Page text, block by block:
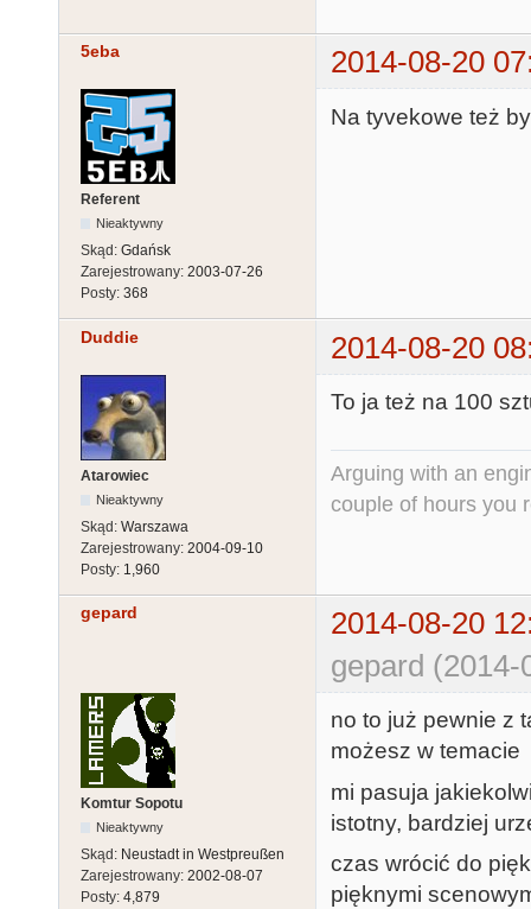
5eba 2014-08-20
Referent
Nieaktywny
Skąd: Gdańsk
Zarejestrowany: 2003-07-26
Posty: 368
Na tyvekowe też
Duddie 2014-08-20
Atarowiec
Nieaktywny
Skąd: Warszawa
Zarejestrowany: 2004-09-10
Posty: 1,960
To ja też na 100
Arguing with an
couple of hours you
gepard
2014-08-20
gepard
Komtur Sopotu
Nieaktywny
Skąd: Neustadt in Westpreußen
Zarejestrowany: 2002-08-07
Posty: 4,879
no to już pewnie z
możesz w temacie
mi pasuja
istotny, bardziej
czas wrócić do
pięknymi